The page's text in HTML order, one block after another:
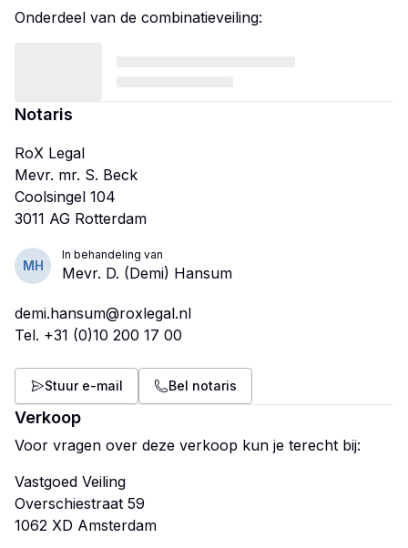
Onderdeel van de combinatieveiling:
Notaris
RoX Legal
Mevr. mr. S. Beck
Coolsingel 104
MH
In behandeling van
Mevr. D. (Demi) Hansum
demi.hansum@roxlegal.nl
Tel. +31 (0)10 200 17 00
Stuur e-mail Bel notaris
Verkoop
Voor vragen over deze verkoop kun je terecht bij:
Vastgoed Veiling
Overschiestraat 59